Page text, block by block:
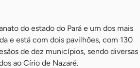
do estado do Pará e um dos mais
e está com dois pavilhões, com 130
de dez municípios, sendo diversas
ao Círio de Nazaré.